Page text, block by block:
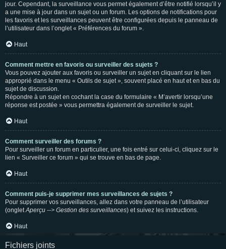
jour. Cependant, la surveillance vous permet également d’être notifié lorsqu’il y
a une mise à jour dans un sujet ou un forum. Les options de notifications pour
les favoris et les surveillances peuvent être configurées depuis le panneau de
l’utilisateur dans l’onglet « Préférences du forum ».
Haut
Comment mettre en favoris ou surveiller des sujets ?
Vous pouvez ajouter aux favoris ou surveiller un sujet en cliquant sur le lien
approprié dans le menu « Outils de sujet », souvent placé en haut et en bas du
sujet de discussion.
Répondre à un sujet en cochant la case du formulaire « M’avertir lorsqu’une
réponse est postée » vous permettra également de surveiller le sujet.
Haut
Comment surveiller des forums ?
Pour surveiller un forum en particulier, une fois entré sur celui-ci, cliquez sur le
lien « Surveiller ce forum » qui se trouve en bas de page.
Haut
Comment puis-je supprimer mes surveillances de sujets ?
Pour supprimer vos surveillances, allez dans votre panneau de l’utilisateur
(ongletAperçu --> Gestion des surveillances) et suivez les instructions.
Haut
Fichiers joints